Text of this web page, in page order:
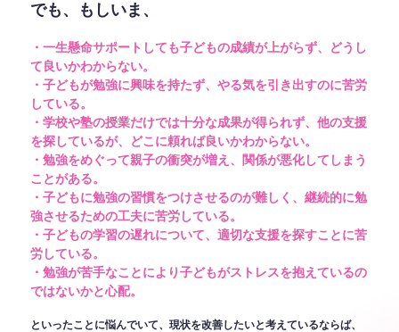
でも、もしいま、
・一生懸命サポートしても子どもの成績が上がらず、どうし
て良いかわからない。
・子どもが勉強に興味を持たず、やる気を引き出すのに苦労
している。
・学校や塾の授業だけでは十分な成果が得られず、他の支援
を探しているが、どこに頼れば良いかわからない。
・勉強をめぐって親子の衝突が増え、関係が悪化してしまう
ことがある。
・子どもに勉強の習慣をつけさせるのが難しく、継続的に勉
強させるための工夫に苦労している。
・子どもの学習の遅れについて、適切な支援を探すことに苦
労している。
・勉強が苦手なことにより子どもがストレスを抱えているの
ではないかと心配。
といったことに悩んでいて、現状を改善したいと考えているならば、